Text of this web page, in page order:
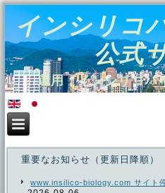
インシリコ
公式
運用：インシリコバ
重要なお知らせ（更新日降順）
www.insilico-biology.com サイト